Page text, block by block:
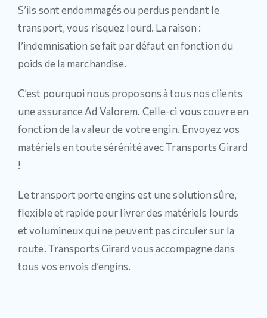
S’ils sont endommagés ou perdus pendant le
transport, vous risquez lourd. La raison :
l’indemnisation se fait par défaut en fonction du
poids de la marchandise.
C’est pourquoi nous proposons à tous nos clients
une assurance Ad Valorem. Celle-ci vous couvre en
fonction de la valeur de votre engin. Envoyez vos
matériels en toute sérénité avec Transports Girard
!
Le transport porte engins est une solution sûre,
flexible et rapide pour livrer des matériels lourds
et volumineux qui ne peuvent pas circuler sur la
route. Transports Girard vous accompagne dans
tous vos envois d’engins.